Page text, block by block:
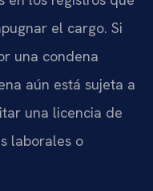
el cargo. Si
una condena
aún está sujeta a
una licencia de
laborales o